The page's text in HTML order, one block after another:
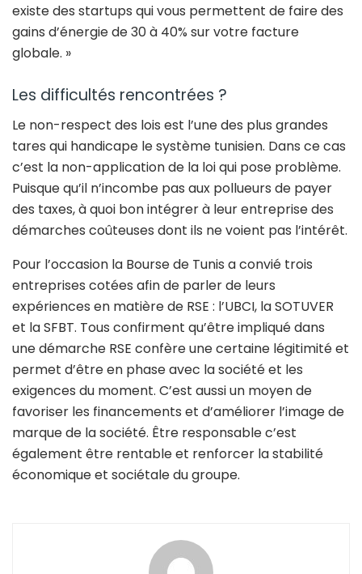
existe des startups qui vous permettent de faire des
gains d’énergie de 30 à 40% sur votre facture
globale. »
Les difficultés rencontrées ?
Le non-respect des lois est l’une des plus grandes
tares qui handicape le système tunisien. Dans ce cas
c’est la non-application de la loi qui pose problème.
Puisque qu’il n’incombe pas aux pollueurs de payer
des taxes, à quoi bon intégrer à leur entreprise des
démarches coûteuses dont ils ne voient pas l’intérêt.
Pour l’occasion la Bourse de Tunis a convié trois
entreprises cotées afin de parler de leurs
expériences en matière de RSE : l’UBCI, la SOTUVER
et la SFBT. Tous confirment qu’être impliqué dans
une démarche RSE confère une certaine légitimité et
permet d’être en phase avec la société et les
exigences du moment. C’est aussi un moyen de
favoriser les financements et d’améliorer l’image de
marque de la société. Être responsable c’est
également être rentable et renforcer la stabilité
économique et sociétale du groupe.